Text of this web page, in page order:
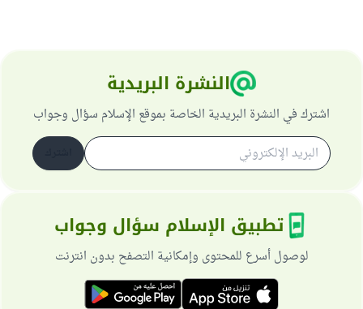
النشرة البريدية
اشترك في النشرة البريدية الخاصة بموقع الإسلام سؤال وجواب
تطبيق الإسلام سؤال وجواب
لوصول أسرع للمحتوى وإمكانية التصفح بدون انترنت